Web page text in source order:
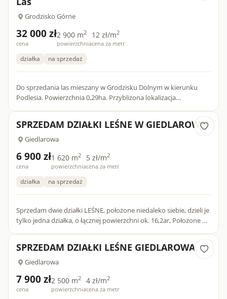
Grodzisko Górne
32 000 zł
cena
2 900 m2
powierzchnia
12 zł/m2
cena za metr
działka na sprzedaż
Do sprzedania las mieszany w Grodzisku Dolnym w kierunku
Podlesia. Powierzchnia 0,29ha. Przybliżona lokalizacja
SPRZEDAM DZIAŁKI LEŚNE W GIEDLAROWEJ
Giedlarowa
6 900 zł
cena
1 620 m2
powierzchnia
5 zł/m2
cena za metr
działka na sprzedaż
Sprzedam dwie działki LEŚNE, położone niedaleko siebie, dzieli je
tylko jedna działka, o łącznej powierzchni ok. 16,2ar, Położone w
SPRZEDAM DZIAŁKI LEŚNE GIEDLAROWA.
Giedlarowa
7 900 zł
cena
2 500 m2
powierzchnia
4 zł/m2
cena za metr